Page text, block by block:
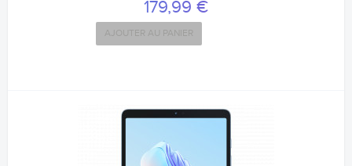
179,99 €
AJOUTER AU PANIER